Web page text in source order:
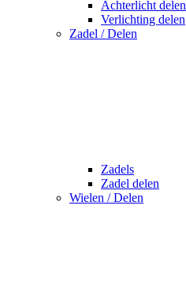
Achterlicht delen
Verlichting delen
Zadel / Delen
Zadels
Zadel delen
Wielen / Delen